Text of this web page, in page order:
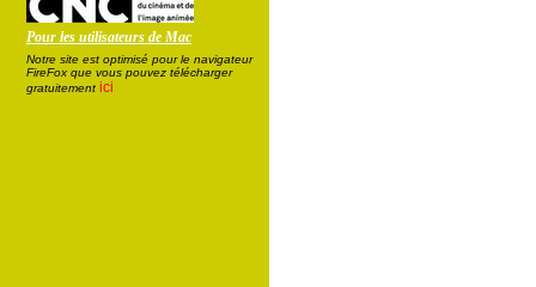
Pour les utilisateurs de Mac
Notre site est optimisé pour le navigateur
FireFox que vous pouvez télécharger
gratuitement ici